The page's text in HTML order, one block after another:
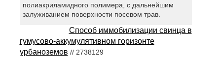
полиакриламидного полимера, с дальнейшим
залуживанием поверхности посевом трав.
Способ иммобилизации свинца в
гумусово-аккумулятивном горизонте
урбаноземов // 2738129